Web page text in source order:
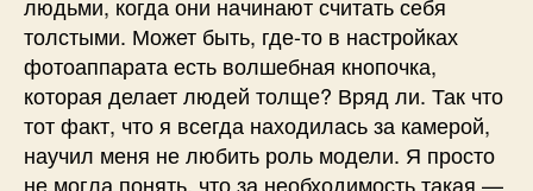
толстыми. Может быть, где-то в настройках
фотоаппарата есть волшебная кнопочка,
которая делает людей толще? Вряд ли. Так что
тот факт, что я всегда находилась за камерой,
научил меня не любить роль модели. Я просто
не могла понять, что за необходимость такая —